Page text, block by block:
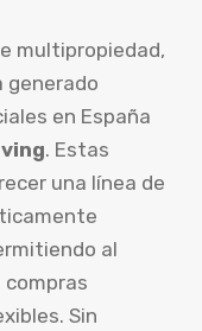
multipropiedad,
generado
en España
. Estas
una línea de
al
Sin